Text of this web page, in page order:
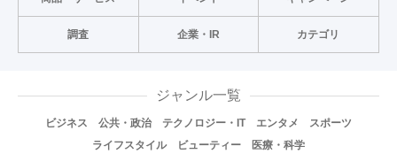
調査 企業・IR カテゴリ
ジャンル一覧
ビジネス 公共・政治 テクノロジー・IT エンタメ
スポーツ
ライフスタイル
ビューティー 医療・科学